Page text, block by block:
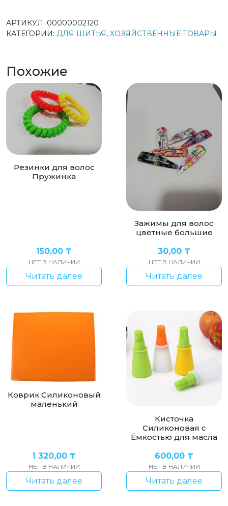
АРТИКУЛ: 00000002120
КАТЕГОРИИ: ДЛЯ ШИТЬЯ, ХОЗЯЙСТВЕННЫЕ ТОВАРЫ
Похожие
Резинки для волос
Пружинка
150,00 ₸
НЕТ В НАЛИЧИИ
Читать далее
Зажимы для волос
цветные большие
30,00 ₸
НЕТ В НАЛИЧИИ
Читать далее
Коврик Силиконовый
маленький
1 320,00 ₸
НЕТ В НАЛИЧИИ
Читать далее
Кисточка
Силиконовая с
Ёмкостью для масла
600,00 ₸
НЕТ В НАЛИЧИИ
Читать далее